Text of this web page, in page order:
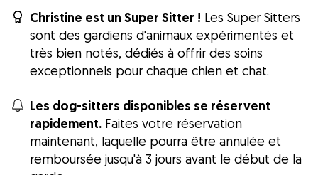
Christine est un Super Sitter ! Les Super Sitters
sont des gardiens d'animaux expérimentés et
très bien notés, dédiés à offrir des soins
exceptionnels pour chaque chien et chat.
Les dog-sitters disponibles se réservent
rapidement. Faites votre réservation
maintenant, laquelle pourra être annulée et
remboursée jusqu'à 3 jours avant le début de la